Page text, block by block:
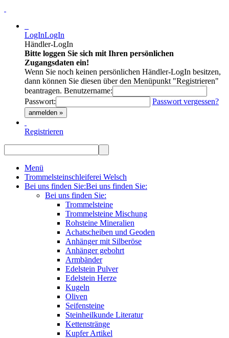
LogInLogIn
Händler-LogIn
Bitte loggen Sie sich mit Ihren persönlichen
Zugangsdaten ein!
Wenn Sie noch keinen persönlichen Händler-LogIn besitzen,
dann können Sie diesen über den Menüpunkt "Registrieren"
beantragen. Benutzername:
Passwort:
Passwort vergessen?
anmelden »
Registrieren
Menü
Trommelsteinschleiferei Welsch
Bei uns finden Sie:Bei uns finden Sie:
Bei uns finden Sie:
Trommelsteine
Trommelsteine Mischung
Rohsteine Mineralien
Achatscheiben und Geoden
Anhänger mit Silberöse
Anhänger gebohrt
Armbänder
Edelstein Pulver
Edelstein Herze
Kugeln
Oliven
Seifensteine
Steinheilkunde Literatur
Kettenstränge
Kupfer Artikel